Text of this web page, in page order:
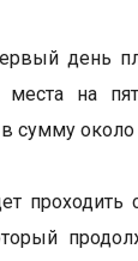
день
на
сумму около